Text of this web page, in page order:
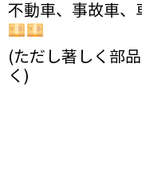
不動車、事故車、
(ただし著しく部
く)